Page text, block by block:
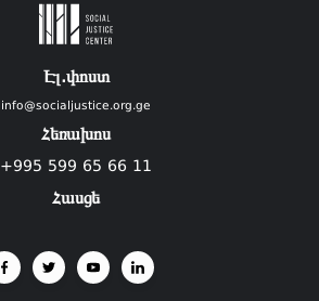
Էլ.փոստ
info@socialjustice.org.ge
Հեռախոս
+995 599 65 66 11
Հասցե